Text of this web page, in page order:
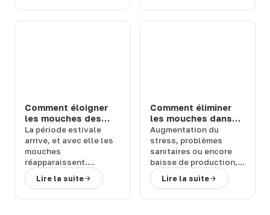
durables
, adaptées à
vos besoins.
Comment éloigner
les mouches des
chevaux et bovins
en prairie : solutions
efficaces
La période estivale
arrive, et avec elle les
mouches
réapparaissent.
Quelles sont les
conséquences de leur
Lire la suite
Comment éliminer
les mouches dans
une étable ou une
ferme : 3 solutions
efficaces
Augmentation du
stress, problèmes
sanitaires ou encore
baisse de production,
les
mouches peuvent
représenter un
Lire la suite